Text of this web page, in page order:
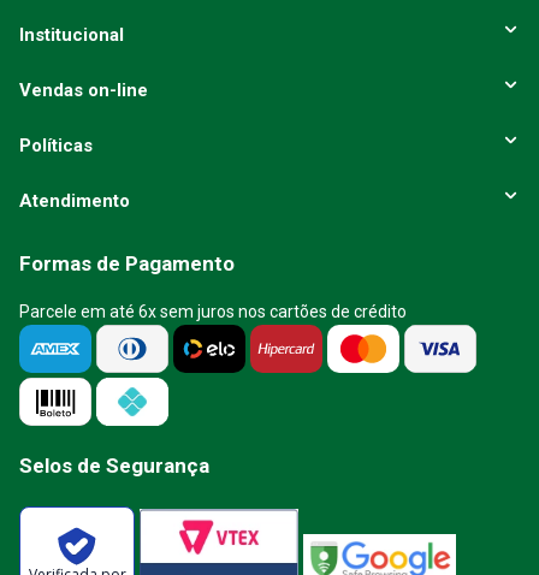
ENVIAR AVALIAÇÃO
Institucional
Vendas on-line
Políticas
Atendimento
Formas de Pagamento
Parcele em até 6x sem juros nos cartões de crédito
Selos de Segurança